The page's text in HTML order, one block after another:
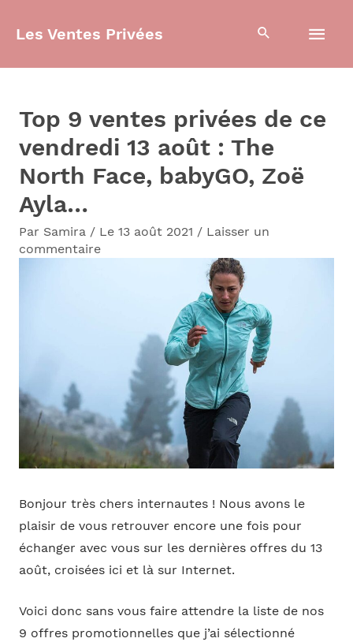
Les Ventes Privées
Top 9 ventes privées de ce
vendredi 13 août : The
North Face, babyGO, Zoë
Ayla…
Par Samira / Le 13 août 2021 / Laisser un
commentaire
Bonjour très chers internautes ! Nous avons le
plaisir de vous retrouver encore une fois pour
échanger avec vous sur les dernières offres du 13
août, croisées ici et là sur Internet.
Voici donc sans vous faire attendre la liste de nos
9 offres promotionnelles que j’ai sélectionné